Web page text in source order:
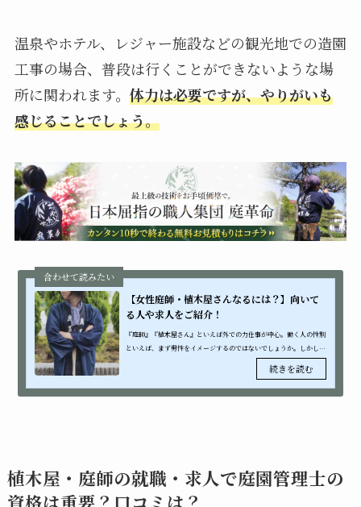
温泉やホテル、レジャー施設などの観光地での造園
工事の場合、普段は行くことができないような場
所に関われます。 体力は必要ですが、やりがいも
感じることでしょう。
【女性庭師・植木屋さんなるには？】向いて
る人や求人をご紹介！
『庭師』『植木屋さん』といえば外での力仕事が中心。働く人の性別
といえば、まず男性をイメージするのではないでしょうか。しかし、
最近はお花をお手入れするガーデニングが主流となり、女性が庭造り
植木屋・庭師の就職・求人で庭園管理士の
資格は重要？口コミは？